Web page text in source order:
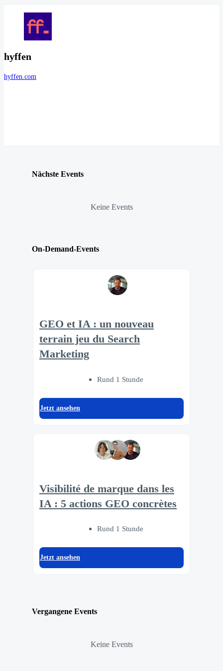
hyffen
hyffen.com
Nächste Events
Keine Events
On-Demand-Events
GEO et IA : un nouveau
terrain jeu du Search
Marketing
Rund 1 Stunde
Jetzt ansehen
Visibilité de marque dans les
IA : 5 actions GEO concrètes
Rund 1 Stunde
Jetzt ansehen
Vergangene Events
Keine Events